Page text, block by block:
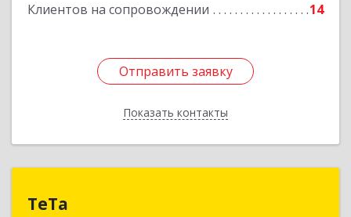
Клиентов на сопровождении 14
Отправить заявку
Показать контакты
Отправить заявку
Назад
ТеТа